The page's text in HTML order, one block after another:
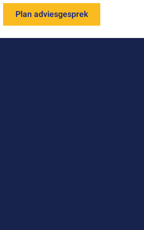
Plan adviesgesprek